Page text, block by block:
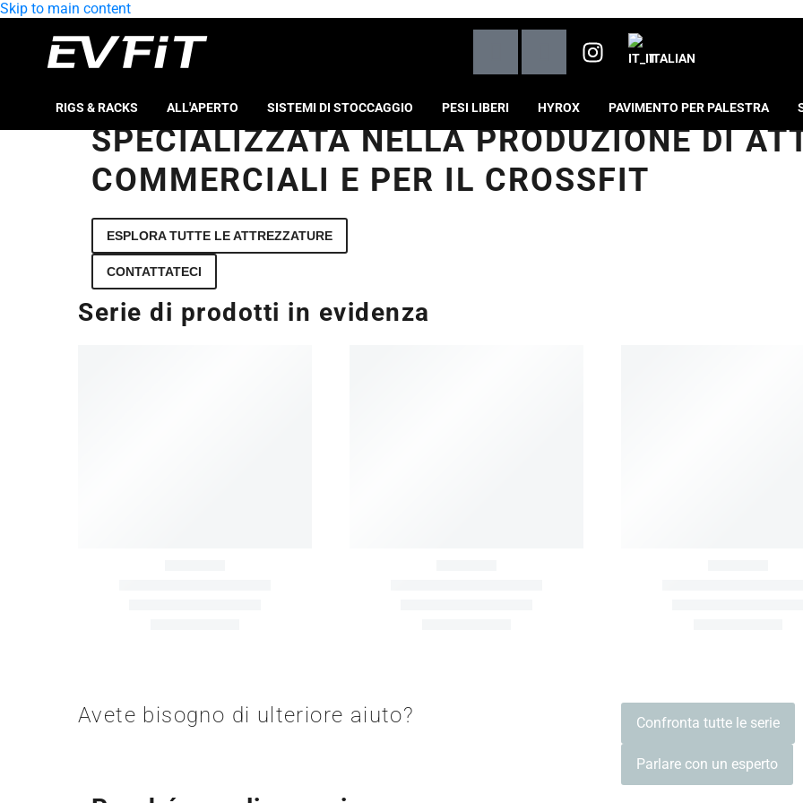
Skip to main content
ITALIAN
RIGS & RACKS ALL'APERTO SISTEMI DI STOCCAGGIO PESI LIBERI HYROX PAVIMENTO PER PALESTRA
SPECIALIZZATA NELLA PRODUZIONE DI
COMMERCIALI E PER IL CROSSFIT
ESPLORA TUTTE LE ATTREZZATURE
CONTATTATECI
Serie di prodotti in evidenza
Scala di allenamento all'aperto Cremagliera funzionale bifacciale
SISTEMA DI BINARI PER SACCO DA
Sistema di binari per stativi
Avete bisogno di ulteriore aiuto? Confronta tutte le serie
Parlare con un esperto